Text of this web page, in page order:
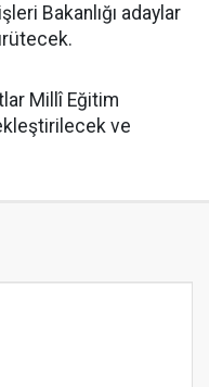
Bakanlığı adaylar
Millî Eğitim
ve